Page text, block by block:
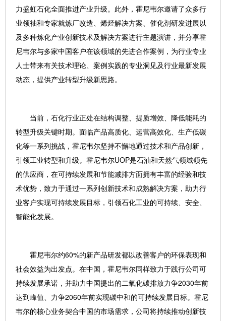
力盛虹石化全面推进产业升级。此外，霍尼韦尔邀请了众多行
业领袖和专家就炼厂改造、烯烃解决方案、催化剂研发进展以
及多种炼化产业创新技术及解决方案进行主题演讲，并分享霍
尼韦尔与多家中国客户在该领域的先进合作案例，为行业专业
人士带来有关技术理论、案例实践的专业洞见及行业最新发展
动态，提供产业转型升级新思路。
当前，石化行业正处在结构调整、提质增效、降低能耗的
转型升级关键时期。面临产品高质化、运营高效化、生产低碳
化等一系列挑战，霍尼韦尔坚持不懈地通过技术和产品创新，
引领工业转型和升级。霍尼韦尔UOP是石油和天然气领域领先
的供应商，在可持续发展和节能减排方面拥有丰富的经验和技
术优势，致力于通过一系列创新技术和成熟解决方案，助力行
业客户实现可持续发展目标，引领石化工业的可持续、安全、
智能化发展。
霍尼韦尔约60%的新产品研发都以改善客户的环保表现和
社会效益为出发点。在中国，霍尼韦尔同样致力于践行公司可
持续发展承诺，并助力中国提出的二氧化碳排放力争2030年前
达到峰值、力争2060年前实现碳中和的可持续发展目标。霍尼
韦尔的核心业务契合中国的市场需求，公司将持续推动创新技